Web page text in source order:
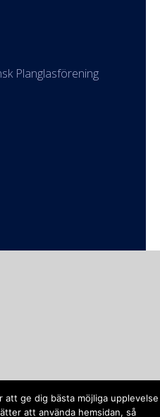
Planglasförening
att ge dig bästa möjliga upplevelse
att använda hemsidan, så